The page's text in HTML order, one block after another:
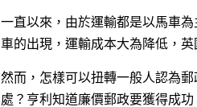
一直以來，由於運輸都是以馬車
車的出現，運輸成本大為降低，
然而，怎樣可以扭轉一般人認為
處？亨利知道廉價郵政要獲得成